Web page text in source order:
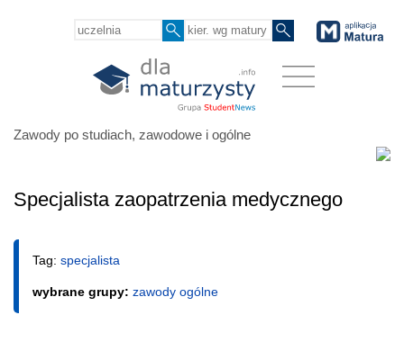
Zawody po studiach, zawodowe i ogólne
Specjalista zaopatrzenia medycznego
Tag: specjalista
wybrane grupy: zawody ogólne